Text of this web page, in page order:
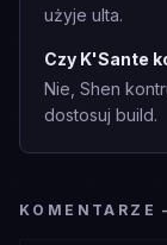
użyje ulta.
Czy K'Sante
Nie, Shen
dostosuj build.
KOMENTARZE